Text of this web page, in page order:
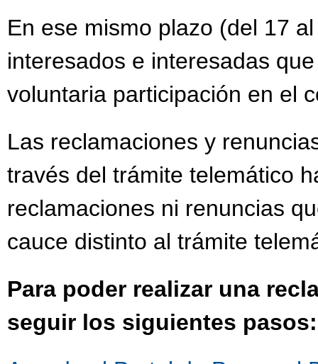
En ese mismo plazo (del 17
interesados e interesadas
voluntaria participación en el
Las reclamaciones y
través del trámite telemático
reclamaciones ni renuncias
cauce distinto al trámite
Para poder realizar una
seguir los siguientes pasos: